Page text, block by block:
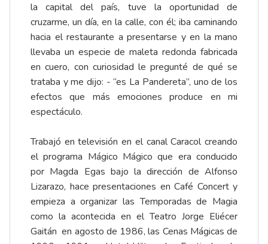
la capital del país, tuve la oportunidad de
cruzarme, un día, en la calle, con él; iba caminando
hacia el restaurante a presentarse y en la mano
llevaba un especie de maleta redonda fabricada
en cuero, con curiosidad le pregunté de qué se
trataba y me dijo: - “es La Pandereta”, uno de los
efectos que más emociones produce en mi
espectáculo.
Trabajó en televisión en el canal Caracol creando
el programa Mágico Mágico que era conducido
por Magda Egas bajo la dirección de Alfonso
Lizarazo, hace presentaciones en Café Concert y
empieza a organizar las Temporadas de Magia
como la acontecida en el Teatro Jorge Eliécer
Gaitán en agosto de 1986, las Cenas Mágicas de